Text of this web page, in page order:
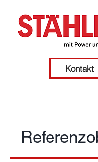
Kontakt